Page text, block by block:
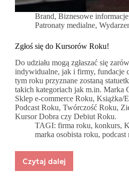
Brand, Biznesowe informacje
Patronaty medialne,
Zgłoś się do Kursorów Roku!
Do udziału mogą zgłaszać się
indywidualne, jak i firmy, fundacje
tym roku przyznane zostaną
takich kategoriach jak m.in. Marka
Sklep e-commerce Roku, Książka/
Podcast Roku, Twórczość Roku,
Kursor Dobra czy Debiut Roku.
TAGI: firma roku,konkurs,
marka osobista roku, podcast
Czytaj dalej
Zgłoś